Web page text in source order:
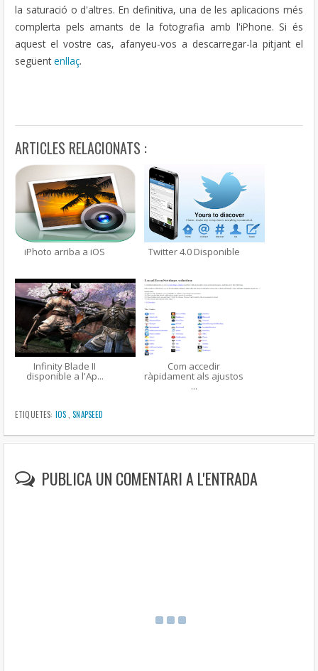
la saturació o d'altres. En definitiva, una de les aplicacions més
complerta pels amants de la fotografia amb l'iPhone. Si és
aquest el vostre cas, afanyeu-vos a descarregar-la pitjant el
següent enllaç.
ARTICLES RELACIONATS :
iPhoto arriba a iOS Twitter 4.0 Disponible
Infinity Blade II
disponible a l'Ap...
Com accedir
ràpidament als ajustos
...
ETIQUETES: IOS,SNAPSEED
PUBLICA UN COMENTARI A L'ENTRADA